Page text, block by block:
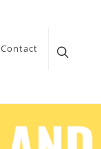
Contact